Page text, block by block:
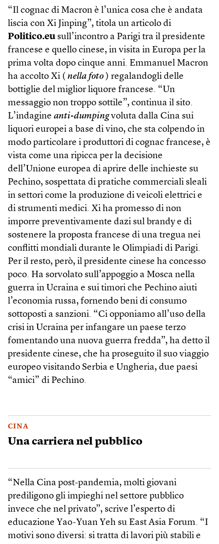
“Il cognac di Macron è l’unica cosa che è andata
liscia con Xi Jinping”, titola un articolo di
Politico.eu sull’incontro a Parigi tra il presidente
francese e quello cinese, in visita in Europa per la
prima volta dopo cinque anni. Emmanuel Macron
ha accolto Xi ( nella foto ) regalandogli delle
bottiglie del miglior liquore francese. “Un
messaggio non troppo sottile”, continua il sito.
L’indagine anti-dumpingvoluta dalla Cina sui
liquori europei a base di vino, che sta colpendo in
modo particolare i produttori di cognac francese, è
vista come una ripicca per la decisione
dell’Unione europea di aprire delle inchieste su
Pechino, sospettata di pratiche commerciali sleali
in settori come la produzione di veicoli elettrici e
di strumenti medici. Xi ha promesso di non
imporre preventivamente dazi sul brandy e di
sostenere la proposta francese di una tregua nei
conflitti mondiali durante le Olimpiadi di Parigi.
Per il resto, però, il presidente cinese ha concesso
poco. Ha sorvolato sull’appoggio a Mosca nella
guerra in Ucraina e sui timori che Pechino aiuti
l’economia russa, fornendo beni di consumo
sottoposti a sanzioni. “Ci opponiamo all’uso della
crisi in Ucraina per infangare un paese terzo
fomentando una nuova guerra fredda”, ha detto il
presidente cinese, che ha proseguito il suo viaggio
europeo visitando Serbia e Ungheria, due paesi
“amici” di Pechino.
CINA
Una carriera nel pubblico
“Nella Cina post-pandemia, molti giovani
prediligono gli impieghi nel settore pubblico
invece che nel privato”, scrive l’esperto di
educazione Yao-Yuan Yeh su East Asia Forum. “I
motivi sono diversi: si tratta di lavori più stabili e